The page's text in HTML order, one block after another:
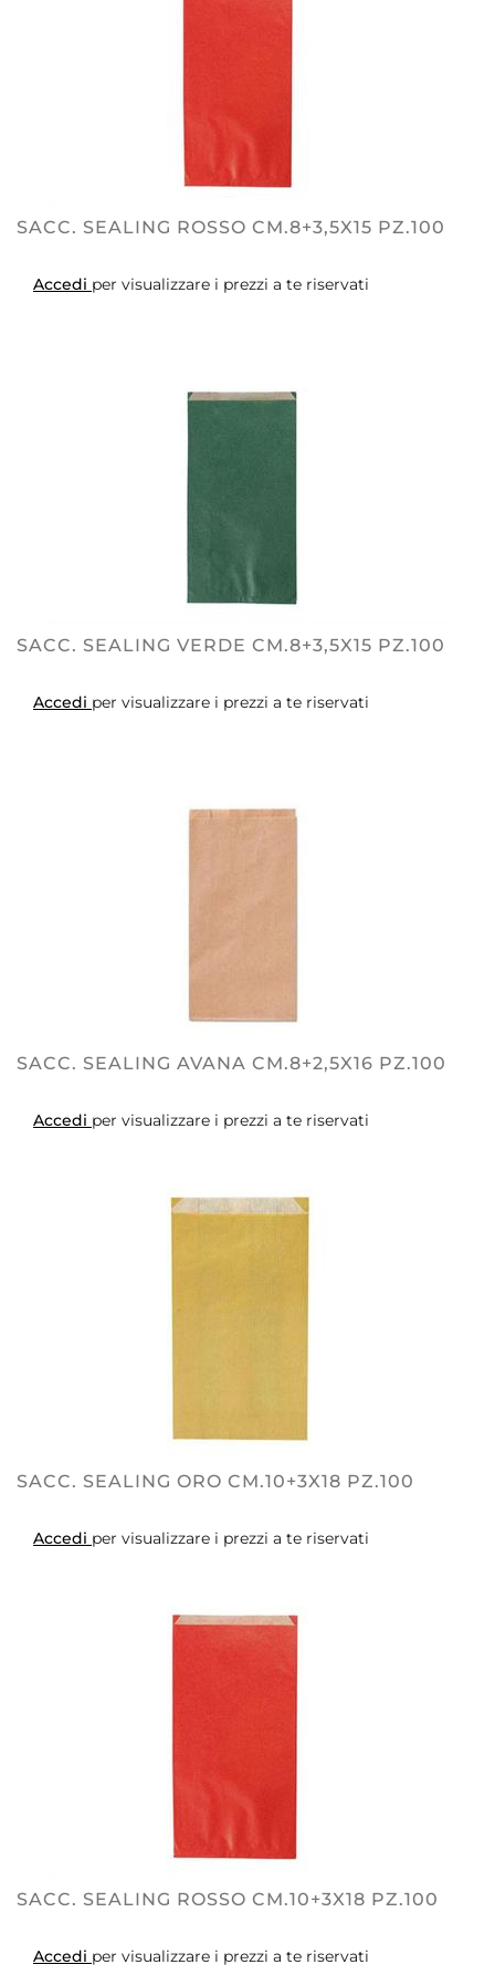
SACC. SEALING ROSSO CM.8+3,5X15 PZ.100
Accedi per visualizzare i prezzi a te riservati
SACC. SEALING VERDE CM.8+3,5X15 PZ.100
Accedi per visualizzare i prezzi a te riservati
SACC. SEALING AVANA CM.8+2,5X16 PZ.100
Accedi per visualizzare i prezzi a te riservati
SACC. SEALING ORO CM.10+3X18 PZ.100
Accedi per visualizzare i prezzi a te riservati
SACC. SEALING ROSSO CM.10+3X18 PZ.100
Accedi per visualizzare i prezzi a te riservati